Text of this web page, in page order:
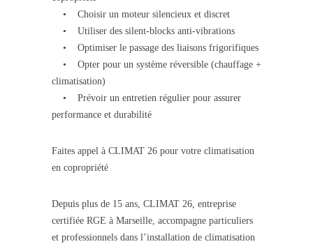
• Choisir un moteur silencieux et discret
• Utiliser des silent-blocks anti-vibrations
• Optimiser le passage des liaisons frigorifiques
• Opter pour un système réversible (chauffage +
climatisation)
• Prévoir un entretien régulier pour assurer
performance et durabilité
Faites appel à CLIMAT 26 pour votre climatisation
en copropriété
Depuis plus de 15 ans, CLIMAT 26, entreprise
certifiée RGE à Marseille, accompagne particuliers
et professionnels dans l’installation de climatisation